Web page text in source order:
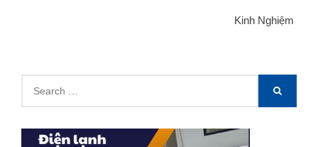
Kinh Nghiệm
for:
SEARCH